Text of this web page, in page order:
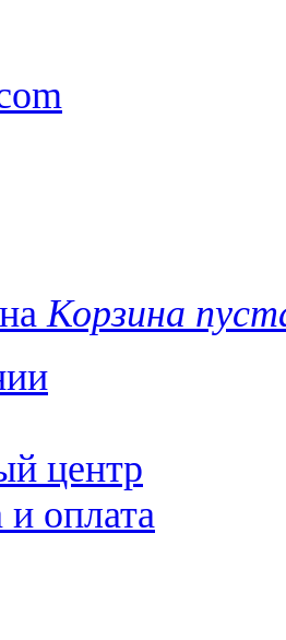
Корзина
центр
и оплата